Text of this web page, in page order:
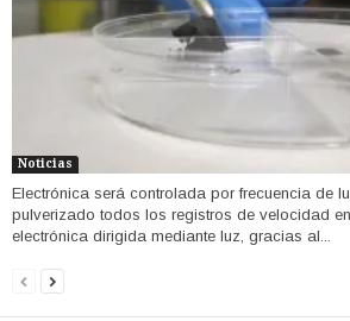
Noticias
Electrónica será controlada por frecuencia de
pulverizado todos los registros de velocidad
electrónica dirigida mediante luz, gracias al...